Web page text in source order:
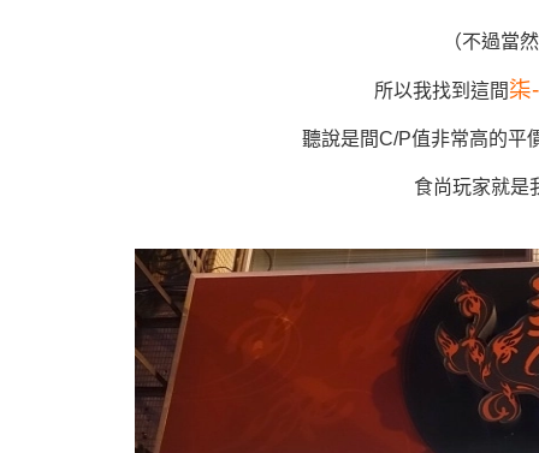
（不過當
所以我找到這間柒
聽說是間C/P值非常高的平
食尚玩家就